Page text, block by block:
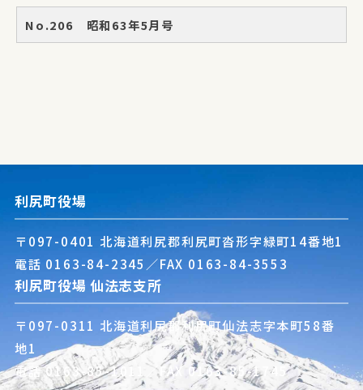
No.206 昭和63年5月号
利尻町役場
〒097-0401 北海道利尻郡利尻町沓形字緑町14番地1
電話 0163-84-2345 ／FAX 0163-84-3553
利尻町役場 仙法志支所
〒097-0311 北海道利尻郡利尻町仙法志字本町58番
地1
電話0163-85-1011 ／FAX 0163-85-1745